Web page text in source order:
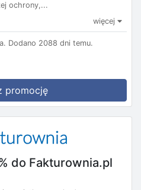
ochrony,...
więcej
Dodano 2088 dni temu.
promocję
do Fakturownia.pl